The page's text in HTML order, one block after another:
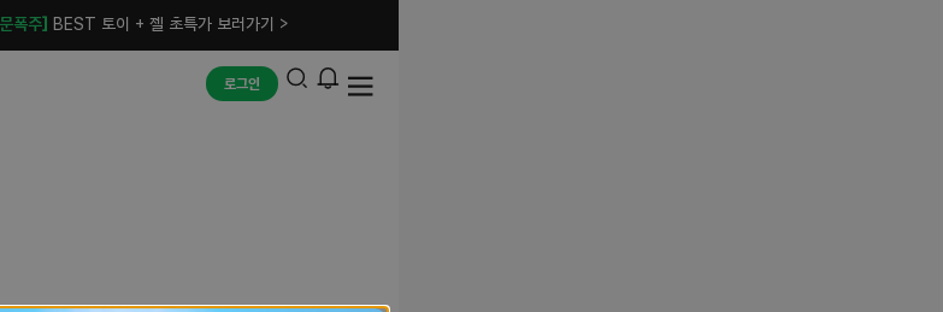
폭주] BEST 토이 + 젤 초특가 보러가기 >
로그인